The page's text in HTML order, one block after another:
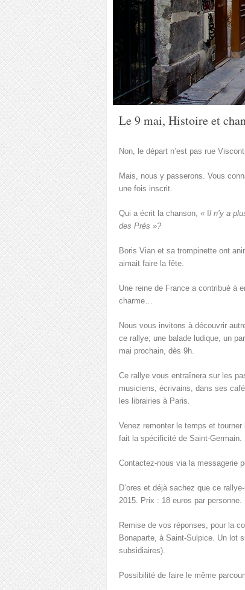
Le 9 mai, Histoire et
Non, le départ n’est pas rue
Mais, nous y passerons. Vous
une fois inscrit.
Qui a écrit la chanson, « I l n’y a
des Prés »?
Boris Vian et sa trompinette ont
aimait faire la fête.
Une reine de France a contribué à
charme…
Nous vous invitons à découvrir
ce rallye; une balade ludique, un
mai prochain, dès 9h.
Ce rallye vous entraînera sur les
musiciens, écrivains, dans ses
les librairies à Paris.
Venez remonter le temps et
fait la spécificité de Saint-Germain.
Contactez-nous via la messagerie
D’ores et déjà sachez que ce
2015. Prix : 18 euros par
Remise de vos réponses, pour la
Bonaparte, à Saint-Sulpice. Un lot
subsidiaires).
Possibilité de faire le même